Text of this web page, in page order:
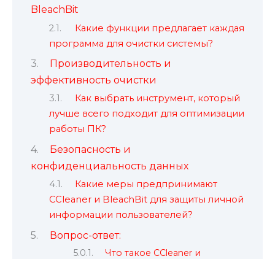
BleachBit
Какие функции предлагает каждая
программа для очистки системы?
Производительность и
эффективность очистки
Как выбрать инструмент, который
лучше всего подходит для оптимизации
работы ПК?
Безопасность и
конфиденциальность данных
Какие меры предпринимают
CCleaner и BleachBit для защиты личной
информации пользователей?
Вопрос-ответ:
Что такое CCleaner и